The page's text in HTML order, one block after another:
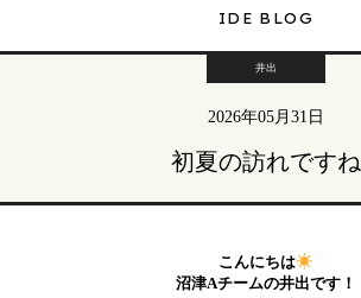
IDE BLOG
井出
2026年05月31日
初夏の訪れですね
こんにちは
沼津Aチームの井出です！